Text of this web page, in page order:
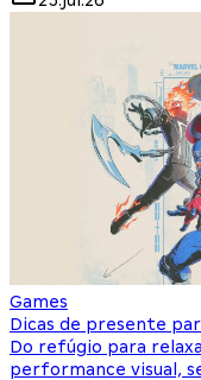
Games
Dicas de presente
Do refúgio para
performance visual,